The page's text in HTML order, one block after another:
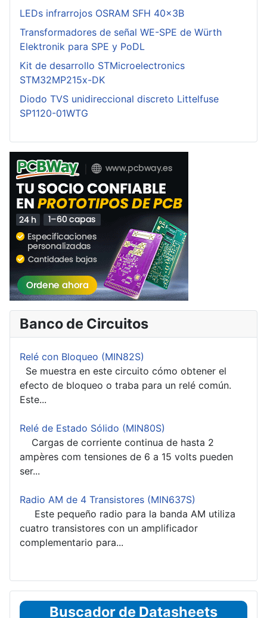
LEDs infrarrojos OSRAM SFH 40x3B
Transformadores de señal WE-SPE de Würth
Elektronik para SPE y PoDL
Kit de desarrollo STMicroelectronics
STM32MP215x-DK
Diodo TVS unidireccional discreto Littelfuse
SP1120-01WTG
Banco de Circuitos
Relé con Bloqueo (MIN82S)
Se muestra en este circuito cómo obtener el
efecto de bloqueo o traba para un relé común.
Este...
Relé de Estado Sólido (MIN80S)
Cargas de corriente continua de hasta 2
ampères com tensiones de 6 a 15 volts pueden
ser...
Radio AM de 4 Transistores (MIN637S)
Este pequeño radio para la banda AM utiliza
cuatro transistores con un amplificador
complementario para...
Buscador de Datasheets